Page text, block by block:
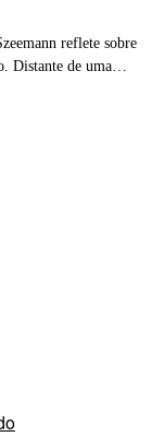
reflete sobre
Distante de uma…